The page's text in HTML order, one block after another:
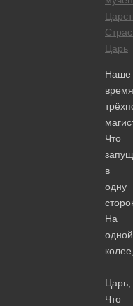
Царь
Наше
Что
в
одну
На
одной
—
Царь,
Что